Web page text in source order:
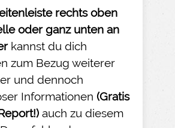
rechts oben
oder ganz unten an
kannst du dich
zum Bezug weiterer
und dennoch
Informationen (Gratis
auch zu diesem